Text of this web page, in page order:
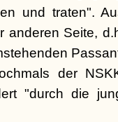
und traten".
anderen Seite,
der
"durch die